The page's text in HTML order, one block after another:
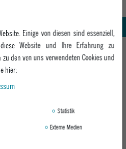
Support
BERATUNG
Beratung
& Versand
991 3831077
8:00 - 18:00
Verpackungen
Einige von diesen sind essenziell,
Website und Ihre Erfahrung zu
den von uns verwendeten Cookies und
hier:
Statistik
Externe Medien